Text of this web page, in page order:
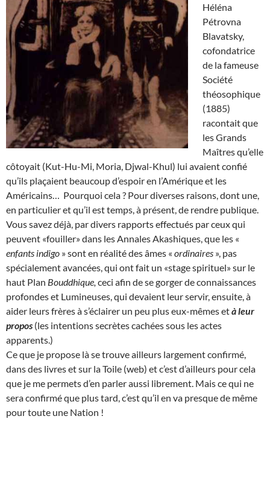
Héléna
Pétrovna
Blavatsky,
cofondatrice
de la fameuse
Société
théosophique
(1885)
racontait que
les Grands
Maîtres qu’elle
côtoyait (Kut-Hu-Mi, Moria, Djwal-Khul) lui avaient confié
qu’ils plaçaient beaucoup d’espoir en l’Amérique et les
Américains… Pourquoi cela ? Pour diverses raisons, dont une,
en particulier et qu’il est temps, à présent, de rendre publique.
Vous savez déjà, par divers rapports effectués par ceux qui
peuvent «fouiller» dans les Annales Akashiques, que les «
enfants indigo » sont en réalité des âmes « ordinaires », pas
spécialement avancées, qui ont fait un «stage spirituel» sur le
haut Plan Bouddhique, ceci afin de se gorger de connaissances
profondes et Lumineuses, qui devaient leur servir, ensuite, à
aider leurs frères à s’éclairer un peu plus eux-mêmes età leur
propos (les intentions secrètes cachées sous les actes
apparents.)
Ce que je propose là se trouve ailleurs largement confirmé,
dans des livres et sur la Toile (web) et c’est d’ailleurs pour cela
que je me permets d’en parler aussi librement. Mais ce qui ne
sera confirmé que plus tard, c’est qu’il en va presque de même
pour toute une Nation !